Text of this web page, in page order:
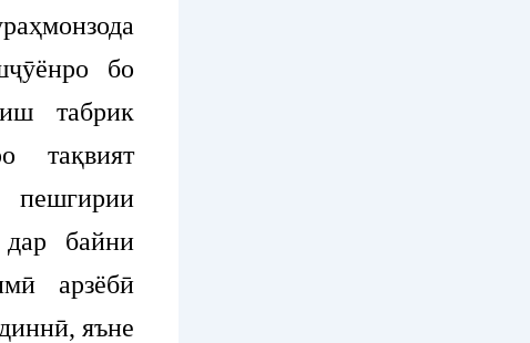
бо
табрик
тақвият
байни
арзёбӣ
яъне